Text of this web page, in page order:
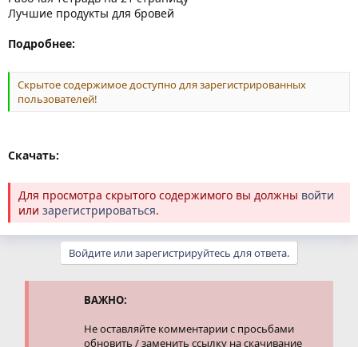
Лучшие продукты для бровей
Подробнее:
Скрытое содержимое доступно для зарегистрированных
пользователей!
Скачать:
Для просмотра скрытого содержимого вы должны войти
или зарегистрироваться.
Войдите или зарегистрируйтесь для ответа.
ВАЖНО:
Не оставляйте комментарии с просьбами
обновить / заменить ссылку на скачивание